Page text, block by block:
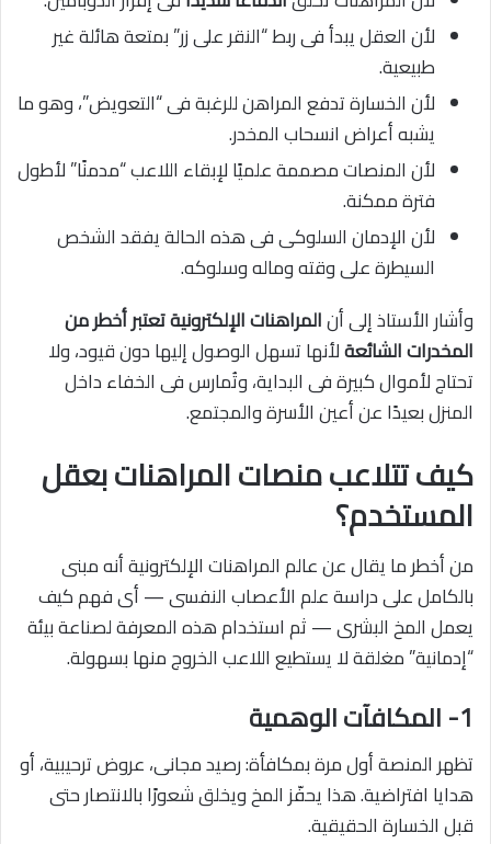
لأن العقل يبدأ فى ربط “النقر على زر” بمتعة هائلة غير
طبيعية.
لأن الخسارة تدفع المراهن للرغبة فى “التعويض”، وهو ما
يشبه أعراض انسحاب المخدر.
لأن المنصات مصممة علميًا لإبقاء اللاعب “مدمنًا” لأطول
فترة ممكنة.
لأن الإدمان السلوكى فى هذه الحالة يفقد الشخص
السيطرة على وقته وماله وسلوكه.
وأشار الأستاذ إلى أنالمراهنات الإلكترونية تعتبر أخطر من
المخدرات الشائعةلأنها تسهل الوصول إليها دون قيود، ولا
تحتاج لأموال كبيرة فى البداية، وتُمارس فى الخفاء داخل
المنزل بعيدًا عن أعين الأسرة والمجتمع.
كيف تتلاعب منصات المراهنات بعقل
المستخدم؟
من أخطر ما يقال عن عالم المراهنات الإلكترونية أنه مبنى
بالكامل على دراسة علم الأعصاب النفسى — أى فهم كيف
يعمل المخ البشرى — ثم استخدام هذه المعرفة لصناعة بيئة
“إدمانية” مغلقة لا يستطيع اللاعب الخروج منها بسهولة.
1- المكافآت الوهمية
تظهر المنصة أول مرة بمكافأة: رصيد مجانى، عروض ترحيبية، أو
هدايا افتراضية. هذا يحفّز المخ ويخلق شعورًا بالانتصار حتى
قبل الخسارة الحقيقية.